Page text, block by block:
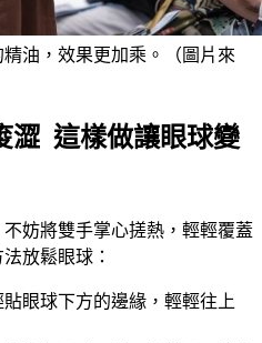
油，效果更加乘。（圖片來
澀 這樣做讓眼球變
妨將雙手掌心搓熱，輕輕覆蓋
放鬆眼球：
眼球下方的邊緣，輕輕往上